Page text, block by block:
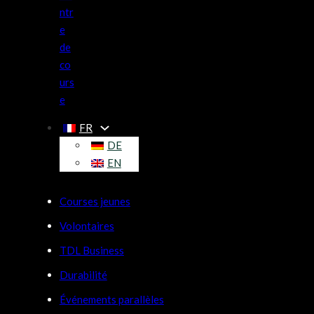
ntr
e
de
co
urs
e
FR
DE
EN
Courses jeunes
Volontaires
TDL Business
Durabilité
Événements parallèles